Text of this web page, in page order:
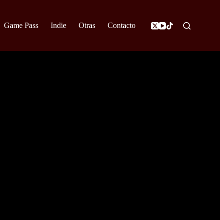
Game Pass Indie Otras Contacto